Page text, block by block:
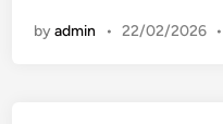
c
to e
byadmin • 22/02/2026 •